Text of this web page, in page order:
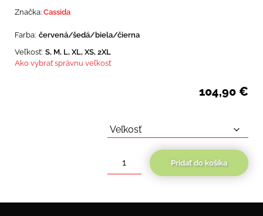
Značka: Cassida
Farba: červená/šedá/biela/čierna
Veľkosť: S, M, L, XL, XS, 2XL
Ako vybrať správnu veľkosť
104,90 €
množstvo
StriX
Pridať do košíka